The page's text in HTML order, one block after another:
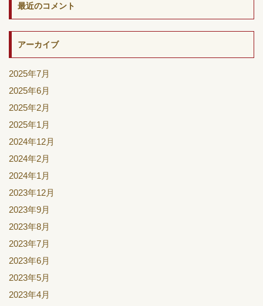
最近のコメント
アーカイブ
2025年7月
2025年6月
2025年2月
2025年1月
2024年12月
2024年2月
2024年1月
2023年12月
2023年9月
2023年8月
2023年7月
2023年6月
2023年5月
2023年4月